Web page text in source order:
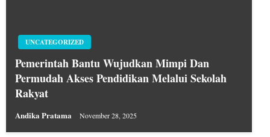
UNCATEGORIZED
Pemerintah Bantu Wujudkan Mimpi Dan
Permudah Akses Pendidikan Melalui Sekolah
Rakyat
Andika Pratama November 28, 2025